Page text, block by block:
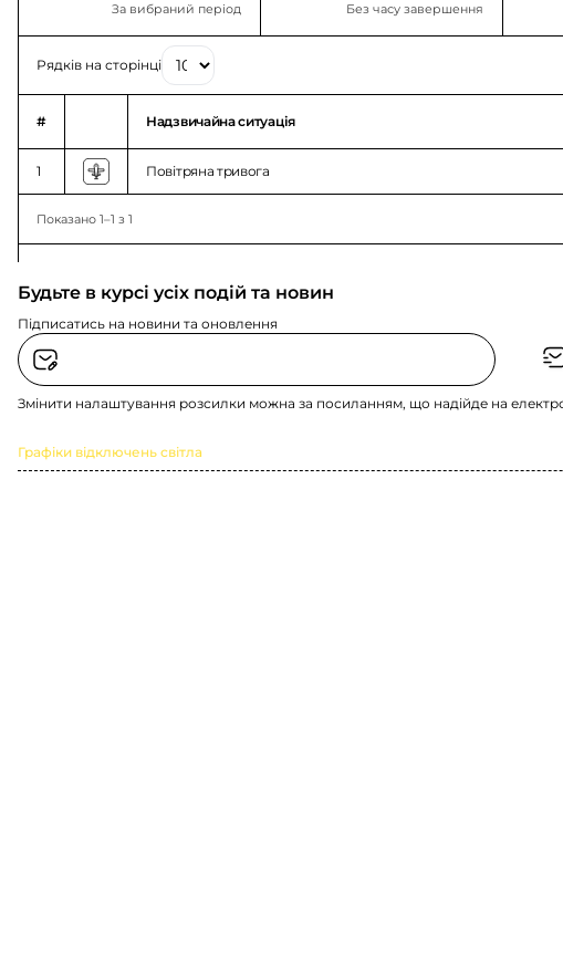
За вибраний період Без часу завершення
Рядків на сторінці
# Надзвичайна ситуація
1 Повітряна тривога
Показано 1–1 з 1
Будьте в курсі усіх подій та новин
Підписатись на новини та оновлення
Змінити налаштування розсилки можна за посиланням, що надійде на
Графіки відключень світла